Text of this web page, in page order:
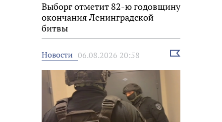
Выборг отметит 82-ю годовщину
окончания Ленинградской
битвы
Новости 06.08.2026 20:58
Выбрать